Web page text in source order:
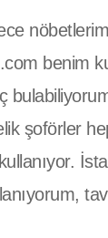
benim
şoförler